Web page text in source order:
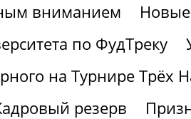
вниманием
по ФудТреку
на Турнире Трёх
резерв